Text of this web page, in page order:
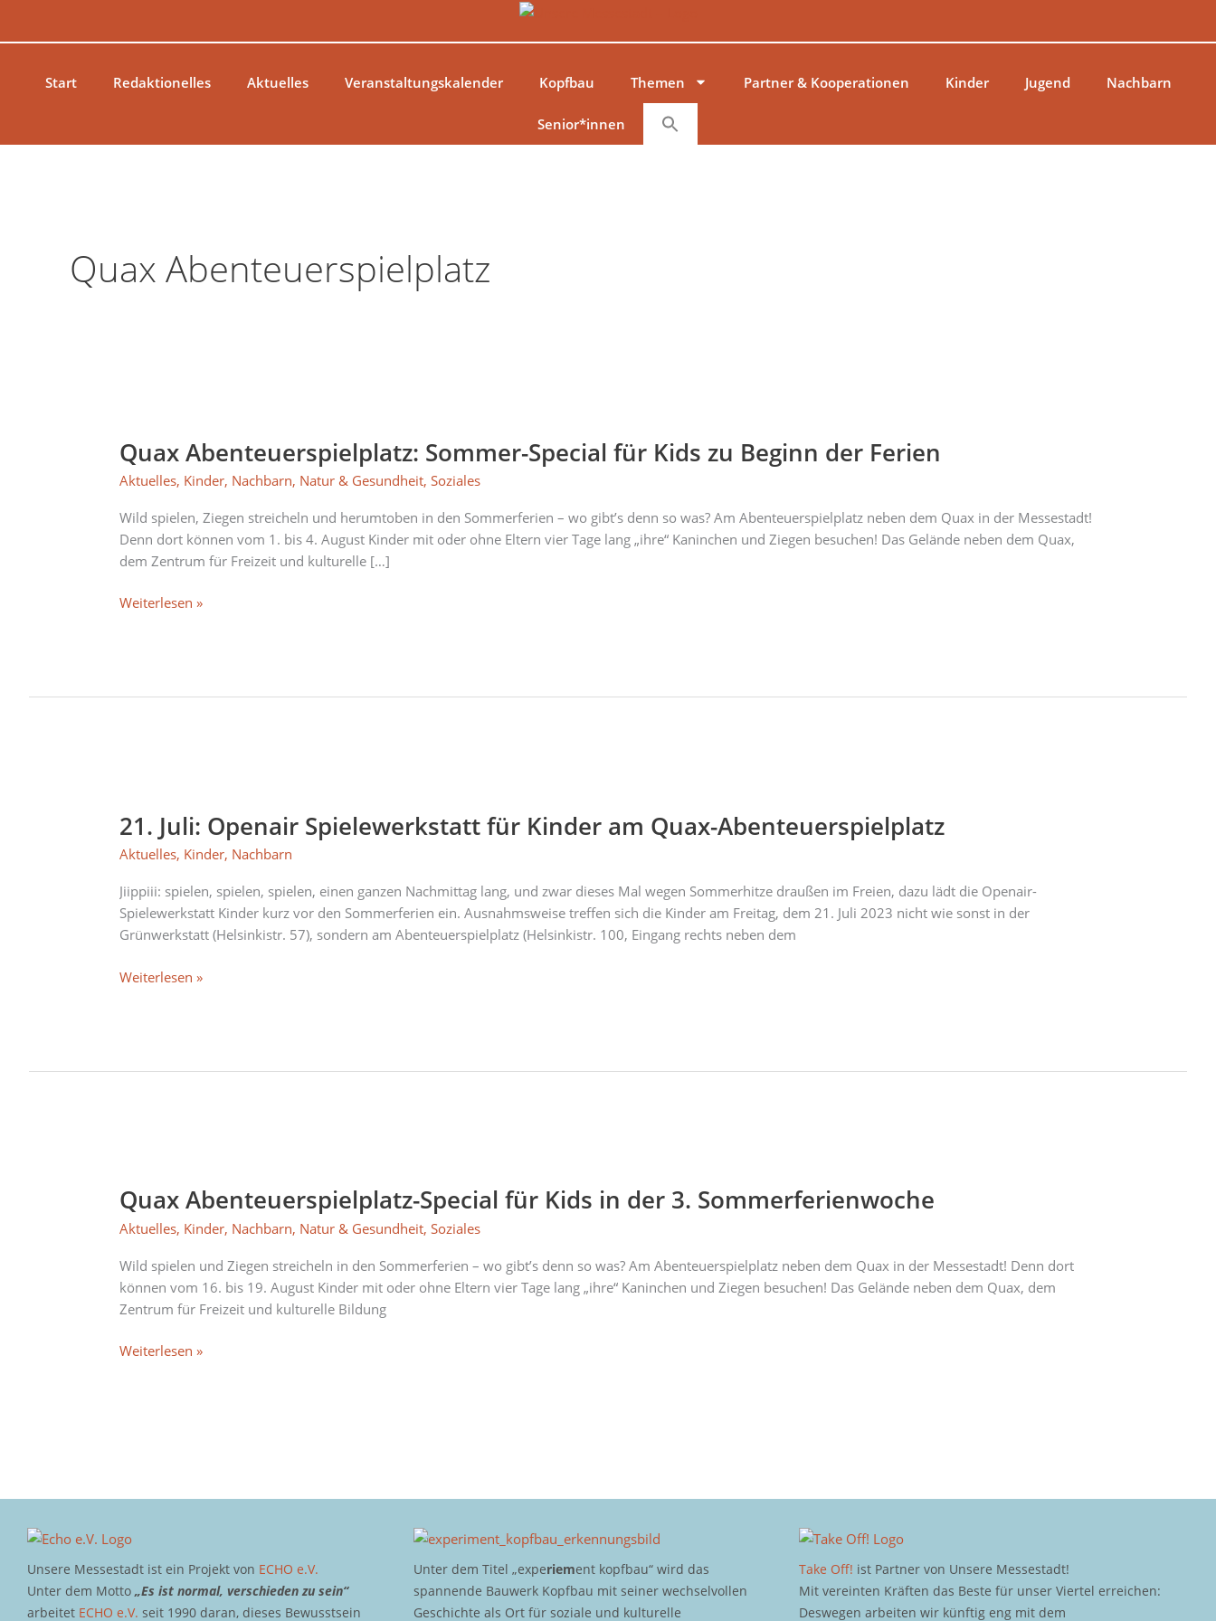
Start
Redaktionelles Aktuelles Veranstaltungskalender Kopfbau Themen Partner & Kooperationen Kinder Jugend Nachbarn
Senior*innen
Quax Abenteuerspielplatz
Quax Abenteuerspielplatz: Sommer-Special für Kids zu Beginn der Ferien
Aktuelles, Kinder, Nachbarn, Natur & Gesundheit,Soziales
Wild spielen, Ziegen streicheln und herumtoben in den Sommerferien – wo gibt’s denn so was? Am Abenteuerspielplatz neben dem Quax in der Messestadt!
Denn dort können vom 1. bis 4. August Kinder mit oder ohne Eltern vier Tage lang „ihre“ Kaninchen und Ziegen besuchen! Das Gelände neben dem Quax,
dem Zentrum für Freizeit und kulturelle […]
Sommer-
Special
Kids
zu
Beginn
Ferien
Weiterlesen »
21. Juli: Openair Spielewerkstatt für Kinder am Quax-Abenteuerspielplatz
Aktuelles, Kinder, Nachbarn
Jiippiii: spielen, spielen, spielen, einen ganzen Nachmittag lang, und zwar dieses Mal wegen Sommerhitze draußen im Freien, dazu lädt die Openair-
Spielewerkstatt Kinder kurz vor den Sommerferien ein. Ausnahmsweise treffen sich die Kinder am Freitag, dem 21. Juli 2023 nicht wie sonst in der
Grünwerkstatt (Helsinkistr. 57), sondern am Abenteuerspielplatz (Helsinkistr. 100, Eingang rechts neben dem
Openair
Spielewerkstatt
Kinder
am
Quax-
Weiterlesen »
Quax Abenteuerspielplatz-Special für Kids in der 3. Sommerferienwoche
Aktuelles, Kinder, Nachbarn, Natur & Gesundheit,Soziales
Wild spielen und Ziegen streicheln in den Sommerferien – wo gibt’s denn so was? Am Abenteuerspielplatz neben dem Quax in der Messestadt! Denn dort
können vom 16. bis 19. August Kinder mit oder ohne Eltern vier Tage lang „ihre“ Kaninchen und Ziegen besuchen! Das Gelände neben dem Quax, dem
Zentrum für Freizeit und kulturelle Bildung
Special
für
in
der
3.
Weiterlesen »
Unsere Messestadt ist ein Projekt von ECHO e.V.
Unter dem Motto „Es ist normal, verschieden zu sein“
arbeitet ECHO e.V. seit 1990 daran, dieses Bewusstsein
Unter dem Titel „experiement kopfbau“ wird das
spannende Bauwerk Kopfbau mit seiner wechselvollen
Geschichte als Ort für soziale und kulturelle
Take Off! ist Partner von Unsere Messestadt!
Mit vereinten Kräften das Beste für unser Viertel erreichen:
Deswegen arbeiten wir künftig eng mit dem